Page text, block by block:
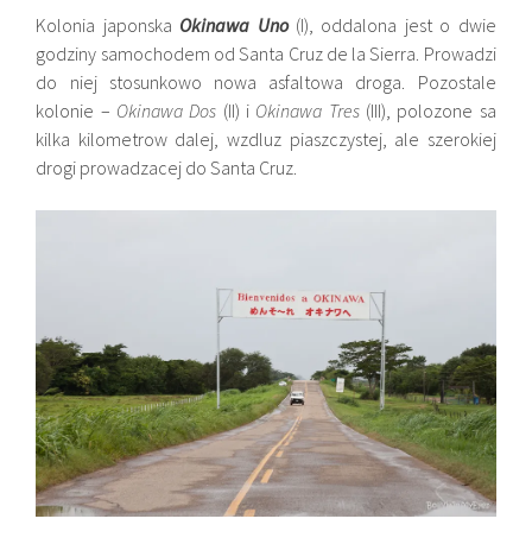
Kolonia japonska Okinawa Uno(I), oddalona jest o dwie
godziny samochodem od Santa Cruz de la Sierra. Prowadzi
do niej stosunkowo nowa asfaltowa droga. Pozostale
kolonie – Okinawa Dos (II) i Okinawa Tres(III), polozone sa
kilka kilometrow dalej, wzdluz piaszczystej, ale szerokiej
drogi prowadzacej do Santa Cruz.